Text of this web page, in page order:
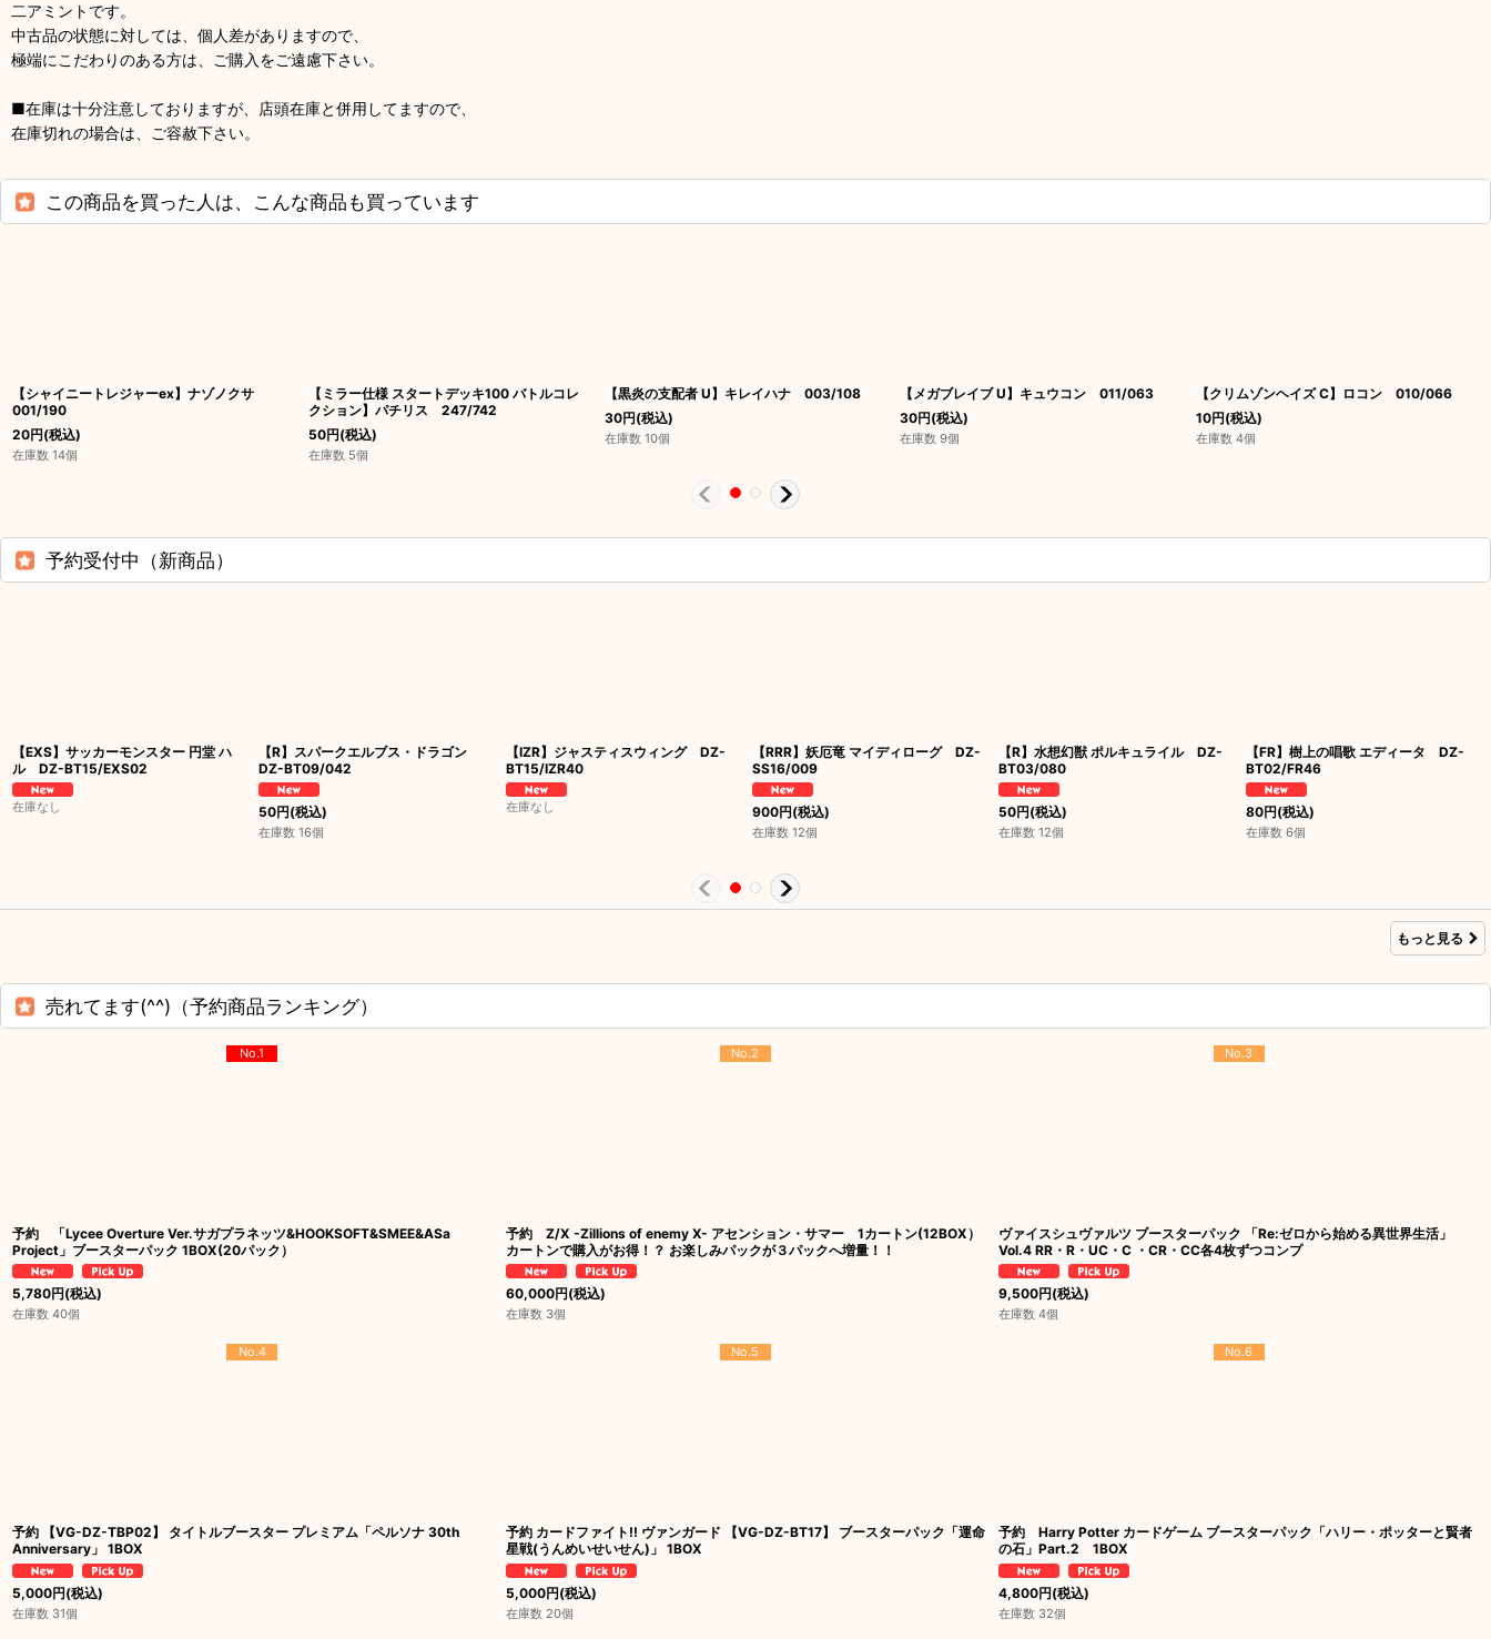
二アミントです。
中古品の状態に対しては、個人差がありますので、
極端にこだわりのある方は、ご購入をご遠慮下さい。
■在庫は十分注意しておりますが、店頭在庫と併用してますので、
在庫切れの場合は、ご容赦下さい。
この商品を買った人は、こんな商品も買っています
【シャイニートレジャーex】ナゾノクサ
001/190
20円(税込)
在庫数 14個
【ミラー仕様 スタートデッキ100 バトルコレ
クション】パチリス 247/742
50円(税込)
在庫数 5個
【黒炎の支配者 U】キレイハナ 003/108
30円(税込)
在庫数 10個
【メガブレイブ U】キュウコン 011/063
30円(税込)
在庫数 9個
【クリムゾンヘイズ C】ロコン 010/066
10円(税込)
在庫数 4個
予約受付中（新商品）
【EXS】サッカーモンスター 円堂 ハ
ル DZ-BT15/EXS02
在庫なし
【R】スパークエルブス・ドラゴン
DZ-BT09/042
50円(税込)
在庫数 16個
【IZR】ジャスティスウィング DZ-
BT15/IZR40
在庫なし
【RRR】妖厄竜 マイディローグ DZ-
SS16/009
900円(税込)
在庫数 12個
【R】水想幻獣 ポルキュライル DZ-
BT03/080
50円(税込)
在庫数 12個
【FR】樹上の唱歌 エディータ DZ-
BT02/FR46
80円(税込)
在庫数 6個
もっと見る
売れてます(^^)（予約商品ランキング）
No.1
予約 「Lycee Overture Ver.サガプラネッツ&HOOKSOFT&SMEE&ASa
Project」ブースターパック 1BOX(20パック）
5,780円(税込)
在庫数 40個
No.2
予約 Z/X -Zillions of enemy X- アセンション・サマー 1カートン(12BOX）
カートンで購入がお得！？ お楽しみパックが３パックへ増量！！
60,000円(税込)
在庫数 3個
No.3
ヴァイスシュヴァルツ ブースターパック 「Re:ゼロから始める異世界生活」
Vol.4 RR・R・UC・C ・CR・CC各4枚ずつコンプ
9,500円(税込)
在庫数 4個
No.4
予約 【VG-DZ-TBP02】 タイトルブースター プレミアム「ペルソナ 30th
Anniversary」 1BOX
5,000円(税込)
在庫数 31個
No.5
予約 カードファイト!! ヴァンガード 【VG-DZ-BT17】 ブースターパック「運命
星戦(うんめいせいせん)」 1BOX
5,000円(税込)
在庫数 20個
No.6
予約 Harry Potter カードゲーム ブースターパック「ハリー・ポッターと賢者
の石」Part.2 1BOX
4,800円(税込)
在庫数 32個